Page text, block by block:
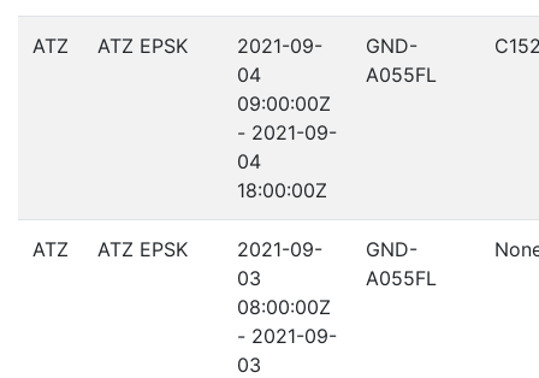
ATZ ATZ EPSK
2021-09-
04
09:00:00Z
- 2021-09-
04
18:00:00Z
GND-
A055FL
ATZ ATZ EPSK
2021-09-
03
08:00:00Z
- 2021-09-
03
GND-
A055FL